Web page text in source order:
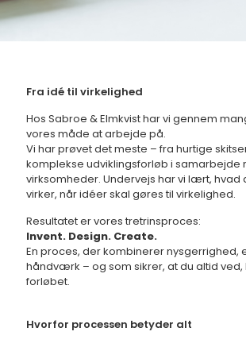
Fra idé til virkelighed
Hos Sabroe & Elmkvist har vi gennem
vores måde at arbejde på.
Vi har prøvet det meste – fra hurtige
komplekse udviklingsforløb i samarbejde
virksomheder. Undervejs har vi lært, hvad
virker, når idéer skal gøres til virkelighed.
Resultatet er vores tretrinsproces:
Invent. Design. Create.
En proces, der kombinerer nysgerrighed,
håndværk – og som sikrer, at du altid ved,
forløbet.
Hvorfor processen betyder alt